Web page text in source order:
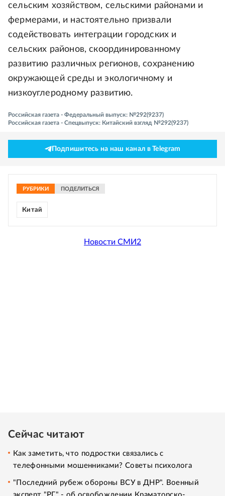
сельским хозяйством, сельскими районами и
фермерами, и настоятельно призвали
содействовать интеграции городских и
сельских районов, скоординированному
развитию различных регионов, сохранению
окружающей среды и экологичному и
низкоуглеродному развитию.
Российская газета - Федеральный выпуск: №292(9237)
Российская газета - Спецвыпуск: Китайский взгляд №292(9237)
Подпишитесь на наш канал в Telegram
РУБРИКИ ПОДЕЛИТЬСЯ
Китай
Новости СМИ2
Сейчас читают
Как заметить, что подростки связались с
телефонными мошенниками? Советы психолога
"Последний рубеж обороны ВСУ в ДНР". Военный